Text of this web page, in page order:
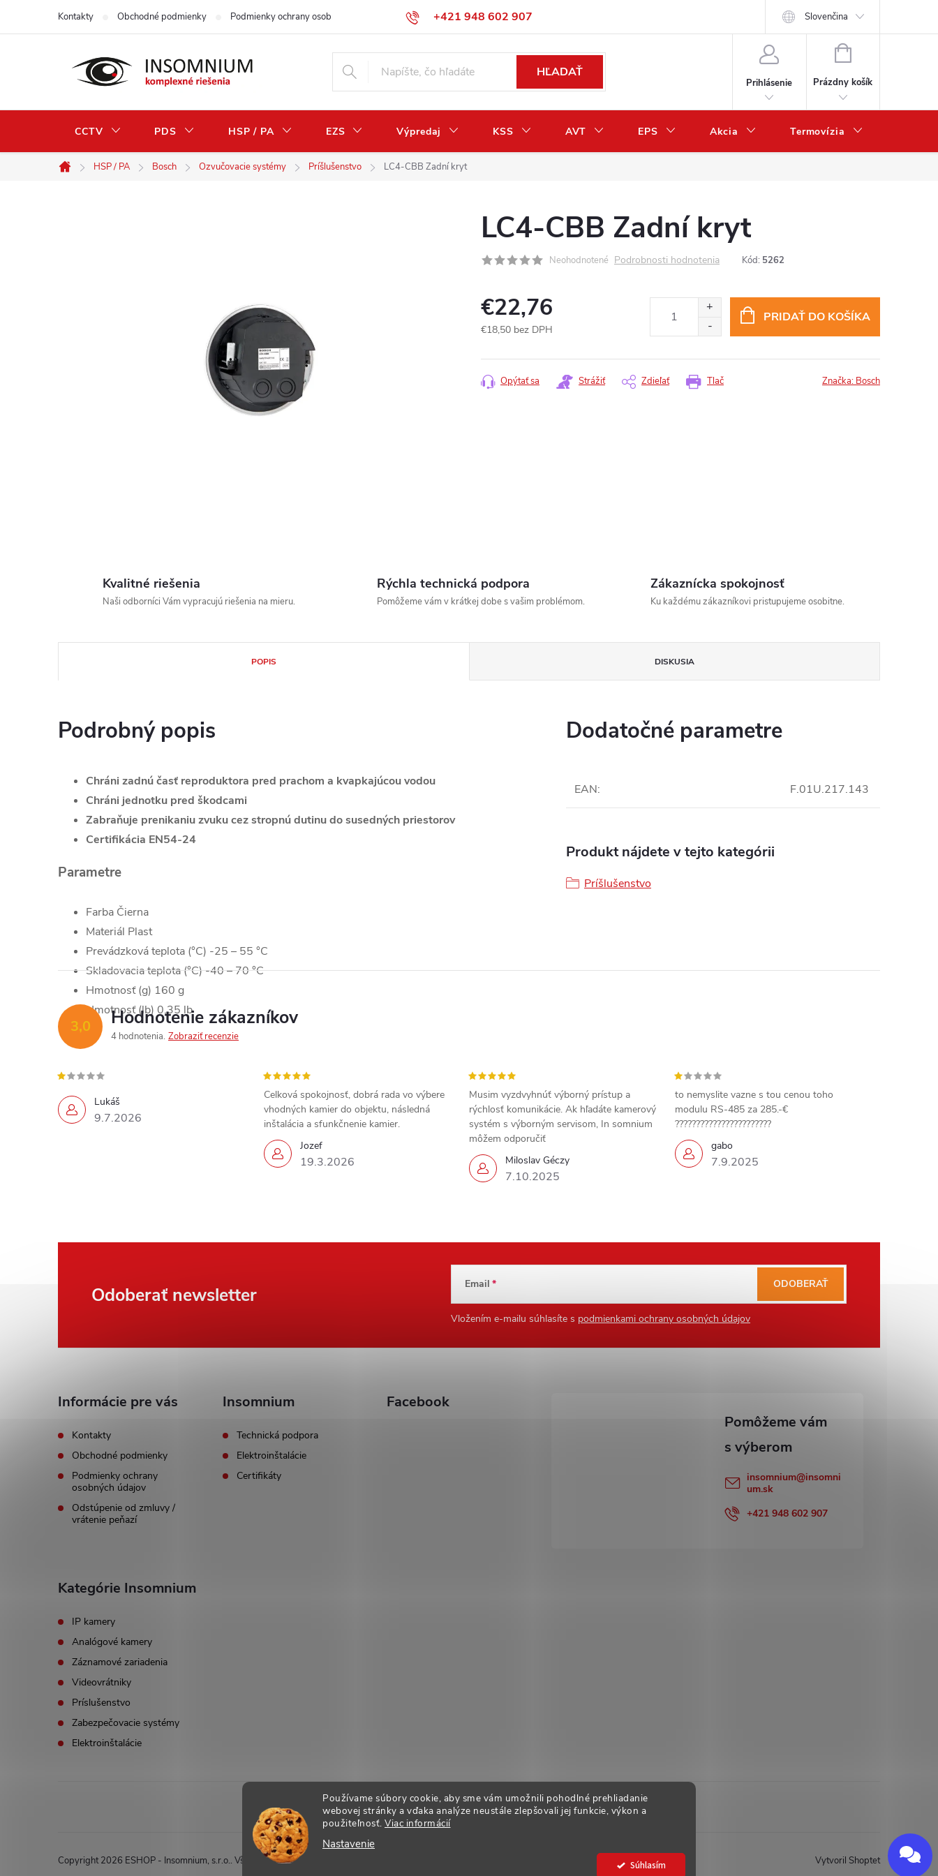
Používame súbory cookie, aby sme vám umožnili pohodlné prehliadanie
webovej stránky a vďaka analýze neustále zlepšovali jej funkcie, výkon a
použiteľnosť. Viac informácií
Nastavenie
Súhlasím
+421 948 602 907
Kontakty Obchodné podmienky Podmienky ochrany osobných údajov Odstúpenie od zmluvy / vrátenie peňazí Slovenčina
HĽADAŤ
Prihlásenie
NÁKUPNÝ
Prázdny košík
CCTV PDS HSP / PA EZS Výpredaj KSS AVT EPS Akcia Termovízia
Domov
HSP / PA Bosch Ozvučovacie systémy Príšlušenstvo LC4-CBB Zadní kryt
LC4-CBB Zadní kryt
Neohodnotené Podrobnosti hodnotenia Kód: 5262
€22,76
€18,50 bez DPH
cena:
PRIDAŤ DO KOŠÍKA
Tlač
Opýtať sa Strážiť Zdieľať Značka: Bosch
Kvalitné riešenia
Naši odborníci Vám vypracujú riešenia na mieru.
Rýchla technická podpora
Pomôžeme vám v krátkej dobe s vašim problémom.
Zákaznícka spokojnosť
Ku každému zákazníkovi pristupujeme osobitne.
POPIS DISKUSIA
Podrobný popis
Chráni zadnú časť reproduktora pred prachom a kvapkajúcou vodou
Chráni jednotku pred škodcami
Zabraňuje prenikaniu zvuku cez stropnú dutinu do susedných priestorov
Certifikácia EN54-24
Parametre
Farba Čierna
Materiál Plast
Prevádzková teplota (°C) -25 – 55 °C
Skladovacia teplota (°C) -40 – 70 °C
Hmotnosť (g) 160 g
Hmotnosť (lb) 0,35 lb
Dodatočné parametre
EAN: F.01U.217.143
Produkt nájdete v tejto kategórii
Príšlušenstvo
3,0 Hodnotenie zákazníkov
4 hodnotenia Zobraziť recenzie
Lukáš
9.7.2026
Jozef
19.3.2026
Celková spokojnosť, dobrá rada vo výbere
vhodných kamier do objektu, následná
inštalácia a sfunkčnenie kamier.
Miloslav Géczy
7.10.2025
Musim vyzdvyhnúť výborný prístup a
rýchlosť komunikácie. Ak hľadáte kamerový
systém s výborným servisom, In somnium
môžem odporučiť
gabo
7.9.2025
to nemyslite vazne s tou cenou toho
modulu RS-485 za 285.-€
???????????????????????
Odoberať newsletter Email
Vložením e-mailu súhlasíte s podmienkami ochrany osobných údajov
ODOBERAŤ
Informácie pre vás
Kontakty
Obchodné podmienky
Podmienky ochrany
osobných údajov
Odstúpenie od zmluvy /
vrátenie peňazí
Insomnium
Technická podpora
Elektroinštalácie
Certifikáty
Facebook
insomnium@insomni
um.sk
+421 948 602 907
Kategórie Insomnium
IP kamery
Analógové kamery
Záznamové zariadenia
Videovrátniky
Príslušenstvo
Zabezpečovacie systémy
Elektroinštalácie
Vytvoril Shoptet
Copyright 2026 ESHOP - Insomnium, s.r.o.. Všetky práva vyhradené.
www.insomnium.sk - Chat